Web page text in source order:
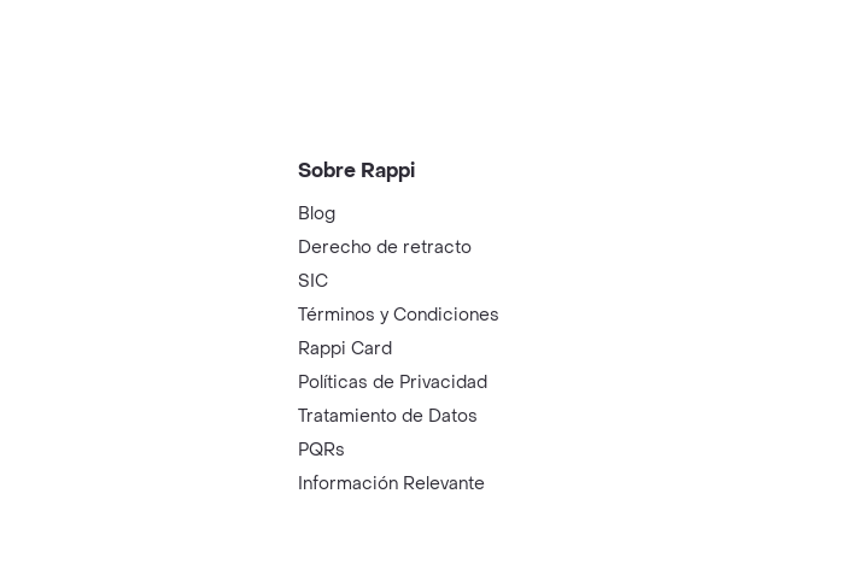
Sobre Rappi
Blog
Derecho de retracto
SIC
Términos y Condiciones
Rappi Card
Políticas de Privacidad
Tratamiento de Datos
PQRs
Información Relevante